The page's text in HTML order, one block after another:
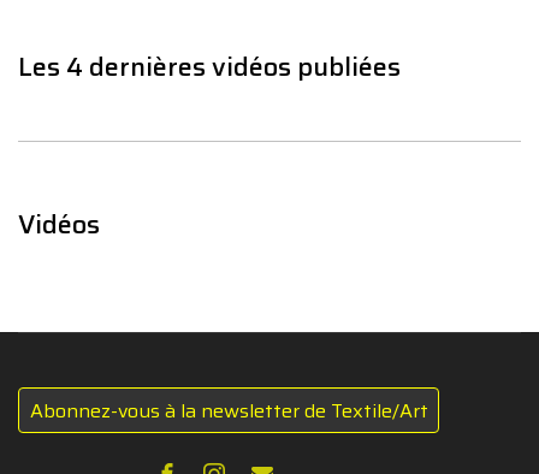
Les 4 dernières vidéos publiées
Vidéos
Abonnez-vous à la newsletter de Textile/Art